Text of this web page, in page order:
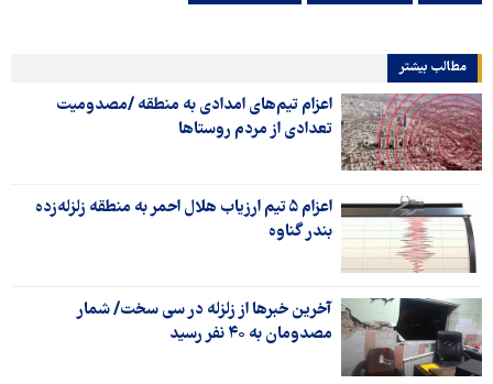
مطالب بیشتر
اعزام تیم‌های امدادی به منطقه /مصدومیت
تعدادی از مردم روستاها
اعزام ۵ تیم ارزیاب هلال احمر به منطقه زلزله‌زده
بندر گناوه
آخرین خبرها از زلزله در سی سخت/ شمار
مصدومان به ۴۰ نفر رسید